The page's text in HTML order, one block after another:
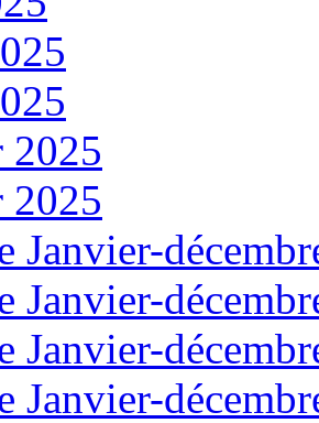
2025
2025
Janvier-
Janvier-
Janvier-
Janvier-